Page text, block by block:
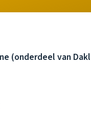
(onderdeel van